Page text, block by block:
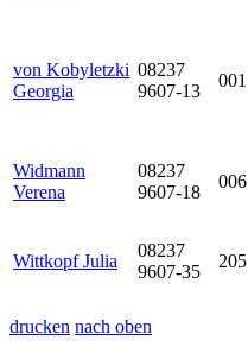
von Kobyletzki
Georgia
08237
9607-13
001
Widmann
Verena
08237
9607-18
006
Wittkopf Julia
08237
9607-35
205
drucken nach oben